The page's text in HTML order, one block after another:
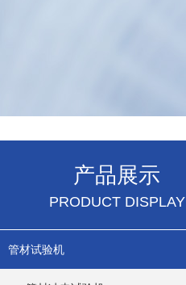
产品展示
PRODUCT DISPLAY
管材试验机